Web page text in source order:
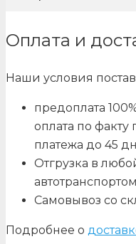
Оплата и
Наши условия
предоплата
оплата по факту
платежа до 45
Отгрузка в
Самовывоз со
Подробнее о